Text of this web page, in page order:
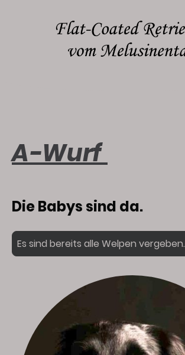
A-Wurf
Die Babys sind da.
Es sind bereits alle Welpen vergeben.